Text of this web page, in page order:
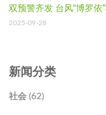
双预警齐发 台风“博罗依
2025-09-28
新闻分类
社会 (62)